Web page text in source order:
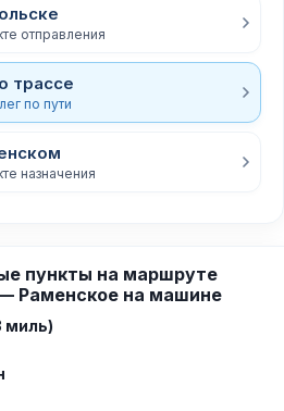
отправления
трассе
по пути
назначения
пункты на маршруте
Раменское на машине
миль)